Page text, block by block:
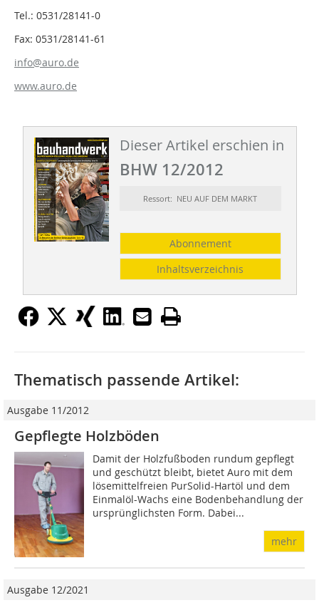
Tel.: 0531/28141-0
Fax: 0531/28141-61
info@auro.de
www.auro.de
Dieser Artikel erschien in
BHW 12/2012
Ressort: NEU AUF DEM MARKT
Abonnement
Inhaltsverzeichnis
Thematisch passende Artikel:
Ausgabe 11/2012
Gepflegte Holzböden
Damit der Holzfußboden rundum gepflegt
und geschützt bleibt, bietet Auro mit dem
lösemittelfreien PurSolid-Hartöl und dem
Einmalöl-Wachs eine Bodenbehandlung der
ursprünglichsten Form. Dabei...
mehr
Ausgabe 12/2021